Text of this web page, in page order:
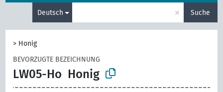
Deutsch × Suche
> Honig
BEVORZUGTE BEZEICHNUNG
LW05-Ho Honig